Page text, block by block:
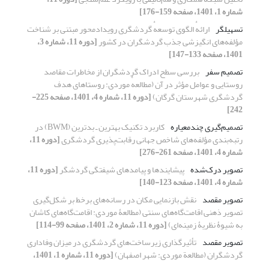
شماره 1، 1401، صفحه 159-176]
تسهیلگر ارائهٔ الگوی توسعهٔ گردشگری رویدادمحور مبتنی بر شناخت
مؤلفه‌‏های انگیزشی جذب گردشگران در کشور [دوره 11، شماره 3،
1401، صفحه 133-147]
تصمیم سفر بررسی سطح ادراک گردشگران از مخاطرات مقاصد
روستایی و عوامل مؤثر در آن (مطالعهٔ موردی: روستاهای هدف
گردشگری شهرستان گرگان) [دوره 11، شماره 4، 1401، صفحه 225-
242]
تصمیم‌گیری چندمعیاره
کاربرد تکنیک بهترین‌ ـ بدترین (BWM) در
رتبه‌بندی مؤلفه‌های شاخص جهانی رقابت‌پذیری گردشگری [دوره 11،
شماره 4، 1401، صفحه 261-276]
تصویر درک‌شده پیشایندها و پیامدهای شیفتگی گردشگر [دوره 11،
شماره 4، 1401، صفحه 123-140]
تصویر مقصد نقش بازنمایی مکان در رسانه‌های برخط بر شکل‌گیری
تصویر ذهنی اقامت‌گاه‌های سنتی (مطالعۀ موردی: اقامت‌گاه‌های کاشان
به شیوۀ نظریۀ زمینه‌ای)[دوره 11، شماره 2، 1401، صفحه 99-114]
تصویر مقصد تأثیرگذاری زیرساخت‌های گردشگری در میزان وفاداری
گردشگران (مطالعة موردی: شهر اصفهان) [دوره 11، شماره 1، 1401،